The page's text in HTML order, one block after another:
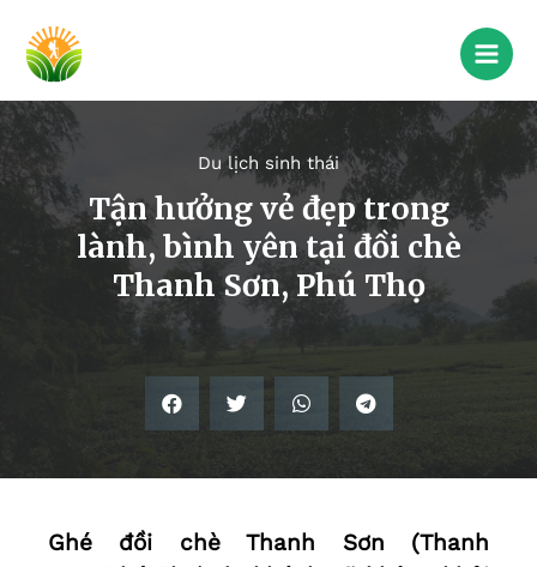
Du lịch sinh thái
Tận hưởng vẻ đẹp trong
lành, bình yên tại đồi chè
Thanh Sơn, Phú Thọ
Ghé đồi chè Thanh Sơn (Thanh